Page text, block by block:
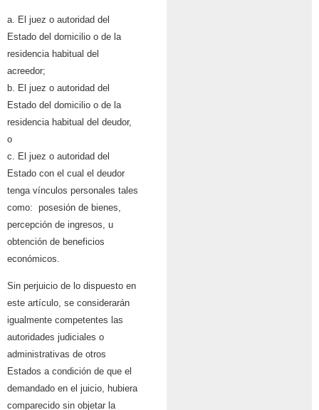
a. El juez o autoridad del
Estado del domicilio o de la
residencia habitual del
acreedor;
b. El juez o autoridad del
Estado del domicilio o de la
residencia habitual del deudor,
o
c. El juez o autoridad del
Estado con el cual el deudor
tenga vínculos personales tales
como: posesión de bienes,
percepción de ingresos, u
obtención de beneficios
económicos.
Sin perjuicio de lo dispuesto en
este artículo, se considerarán
igualmente competentes las
autoridades judiciales o
administrativas de otros
Estados a condición de que el
demandado en el juicio, hubiera
comparecido sin objetar la